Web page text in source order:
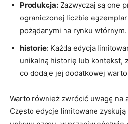
Produkcja: Zazwyczaj są one
ograniczonej liczbie
pożądanymi na rynku wtórnym.
historie: Każda edycja
unikalną historię lub kontekst,
co dodaje jej dodatkowej
Warto również zwrócić uwagę na
Często edycje limitowane